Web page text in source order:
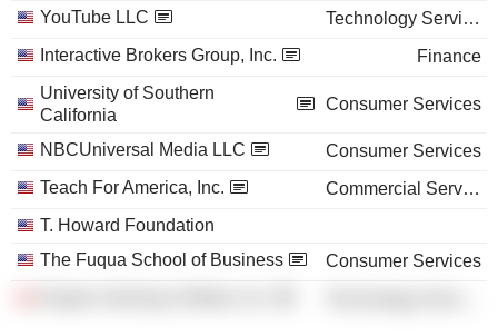
YouTube LLC
Technology Services
Interactive Brokers Group, Inc.
Finance
University of Southern
California
Consumer Services
NBCUniversal Media LLC
Consumer Services
Teach For America, Inc.
Commercial Services
T. Howard Foundation
The Fuqua School of Business
Consumer Services